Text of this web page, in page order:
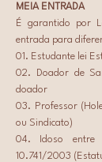
MEIA ENTRADA
É garantido por
entrada para
01. Estudante lei
02. Doador de
doador
03. Professor
ou Sindicato)
04. Idoso
10.741/2003